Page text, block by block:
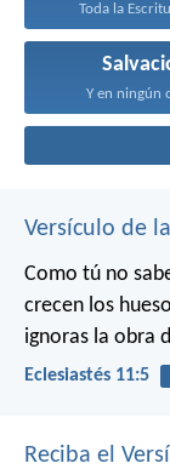
Toda la
Y en ningún
Versículo de
Como tú no
crecen los
ignoras la obra
Eclesiastés 11:5
Reciba el